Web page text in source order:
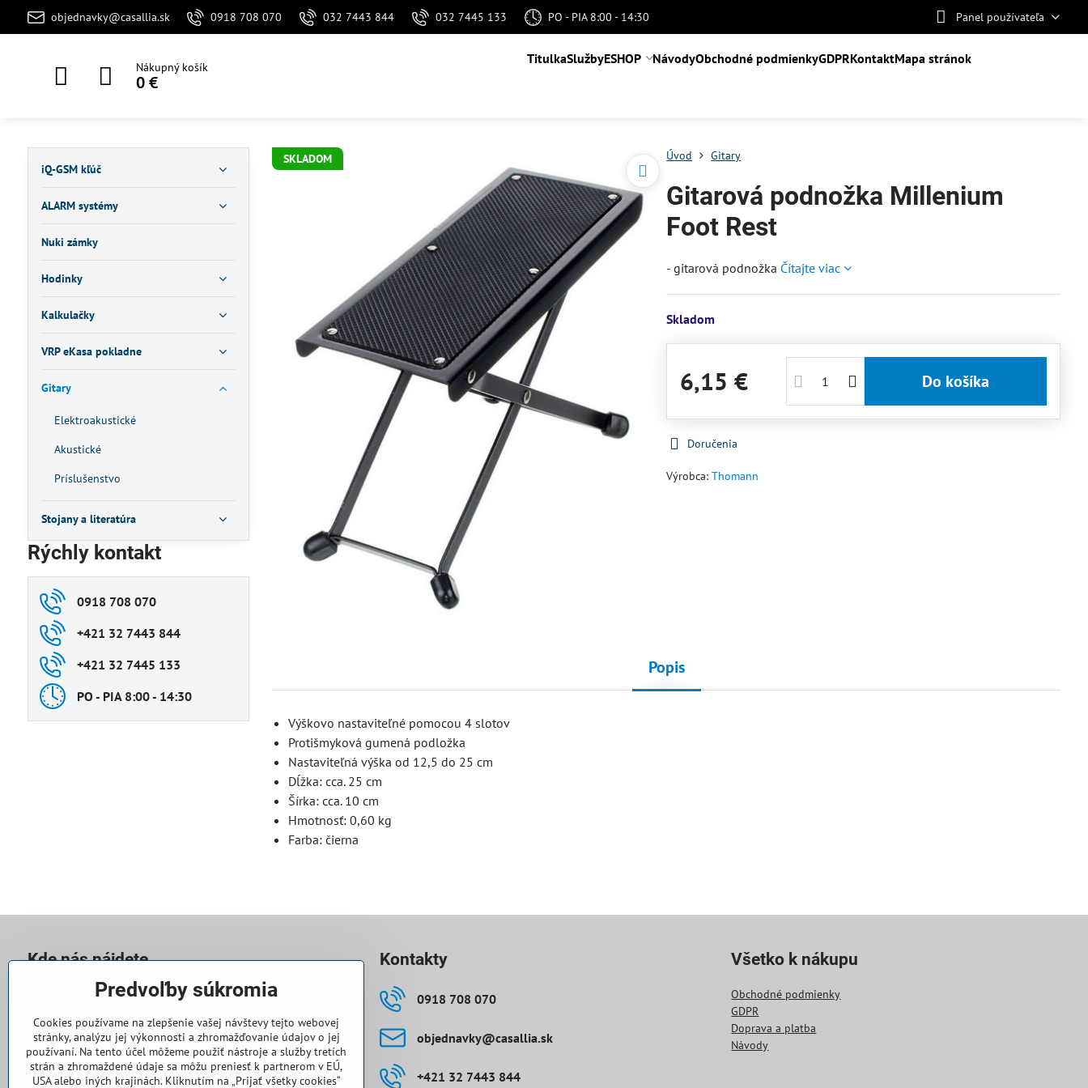
objednavky@casallia.sk 0918 708 070 032 7443 844 032 7445 133 PO - PIA 8:00 - 14:30 Panel používateľa
Nákupný košík
0 €
TitulkaSlužbyESHOP NávodyObchodné podmienkyGDPRKontaktMapa stránok
SKLADOM Úvod Gitary
Gitarová podnožka Millenium
Foot Rest
- gitarová podnožka Čítajte viac
Skladom
6,15 € Do košíka
Doručenia
Výrobca:Thomann
Popis
Výškovo nastaviteľné pomocou 4 slotov
Protišmyková gumená podložka
Nastaviteľná výška od 12,5 do 25 cm
Dĺžka: cca. 25 cm
Šírka: cca. 10 cm
Hmotnosť: 0,60 kg
Farba: čierna
iQ-GSM kľúč
ALARM systémy
Nuki zámky
Hodinky
Kalkulačky
VRP eKasa pokladne
Gitary
Elektroakustické
Akustické
Príslušenstvo
Stojany a literatúra
Rýchly kontakt
0918 708 070
+421 32 7443 844
+421 32 7445 133
PO - PIA 8:00 - 14:30
Kde nás nájdete
Casallia Slovakia s​.r​.o​.
91101 Trenčín
PO - PIA 8:00 - 14:30
Kontakty
0918 708 070
objednavky​@casallia​.sk
+421 32 7443 844
Všetko k nákupu
Obchodné podmienky
GDPR
Doprava a platba
Návody
Predvoľby súkromia
Cookies používame na zlepšenie vašej návštevy tejto webovej
stránky, analýzu jej výkonnosti a zhromažďovanie údajov o jej
používaní. Na tento účel môžeme použiť nástroje a služby tretích
strán a zhromaždené údaje sa môžu preniesť k partnerom v EÚ,
USA alebo iných krajinách. Kliknutím na „Prijať všetky cookies“